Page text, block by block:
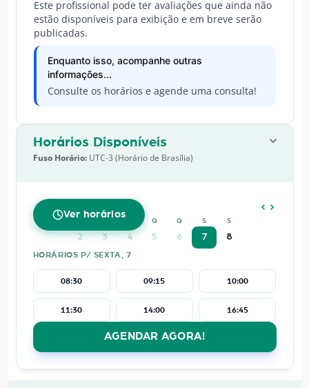
Este profissional pode ter avaliações que ainda não
estão disponíveis para exibição e em breve serão
publicadas.
Enquanto isso, acompanhe outras
informações...
Consulte os horários e agende uma consulta!
Horários Disponíveis
Fuso Horário:UTC-3 (Horário de Brasília)
Ver horários
AGOSTO 2026
Q Q S S
2 3 4 5 6 7 8
HORÁRIOS P/ SEXTA, 7
08:30 09:15 10:00
11:30 14:00 16:45
AGENDAR AGORA!